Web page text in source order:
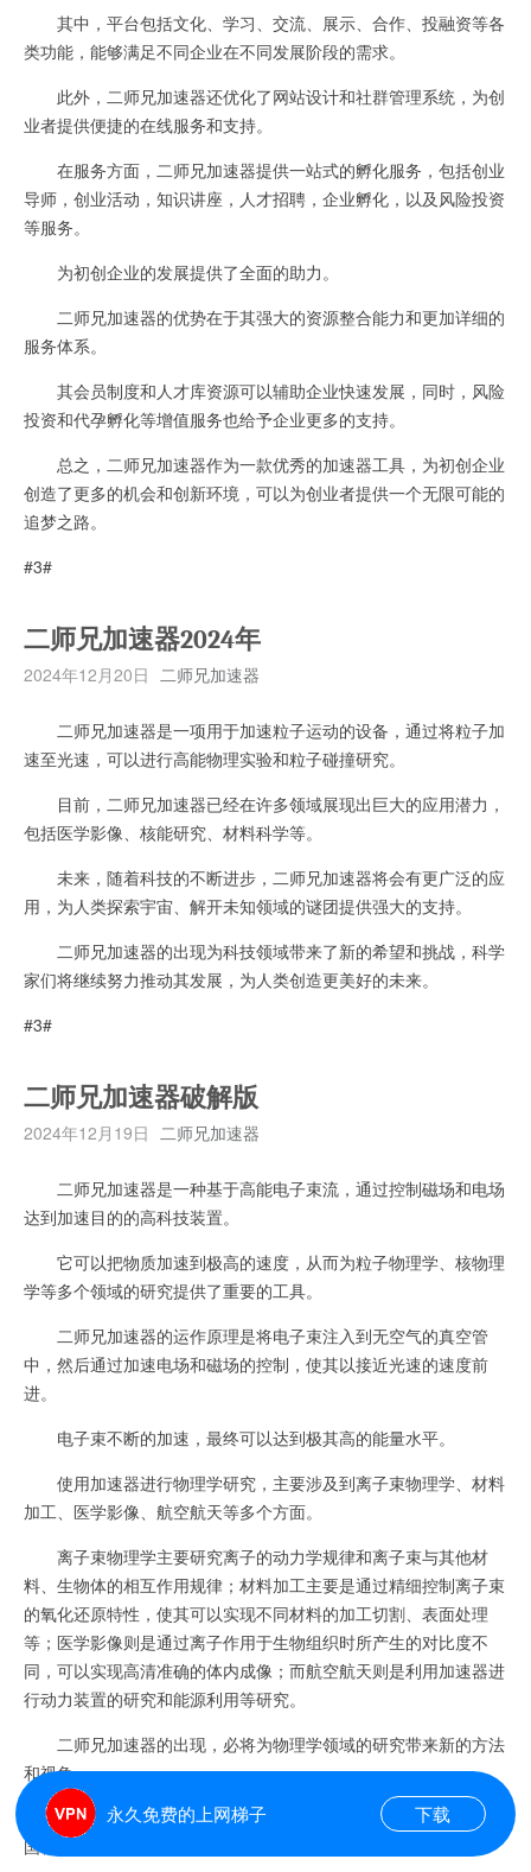
其中，平台包括文化、学习、交流、展示、合作、投融资等各
类功能，能够满足不同企业在不同发展阶段的需求。
此外，二师兄加速器还优化了网站设计和社群管理系统，为创
业者提供便捷的在线服务和支持。
在服务方面，二师兄加速器提供一站式的孵化服务，包括创业
导师，创业活动，知识讲座，人才招聘，企业孵化，以及风险投资
等服务。
为初创企业的发展提供了全面的助力。
二师兄加速器的优势在于其强大的资源整合能力和更加详细的
服务体系。
其会员制度和人才库资源可以辅助企业快速发展，同时，风险
投资和代孕孵化等增值服务也给予企业更多的支持。
总之，二师兄加速器作为一款优秀的加速器工具，为初创企业
创造了更多的机会和创新环境，可以为创业者提供一个无限可能的
追梦之路。
#3#
二师兄加速器2024年
2024年12月20日 二师兄加速器
二师兄加速器是一项用于加速粒子运动的设备，通过将粒子加
速至光速，可以进行高能物理实验和粒子碰撞研究。
目前，二师兄加速器已经在许多领域展现出巨大的应用潜力，
包括医学影像、核能研究、材料科学等。
未来，随着科技的不断进步，二师兄加速器将会有更广泛的应
用，为人类探索宇宙、解开未知领域的谜团提供强大的支持。
二师兄加速器的出现为科技领域带来了新的希望和挑战，科学
家们将继续努力推动其发展，为人类创造更美好的未来。
#3#
二师兄加速器破解版
2024年12月19日 二师兄加速器
二师兄加速器是一种基于高能电子束流，通过控制磁场和电场
达到加速目的的高科技装置。
它可以把物质加速到极高的速度，从而为粒子物理学、核物理
学等多个领域的研究提供了重要的工具。
二师兄加速器的运作原理是将电子束注入到无空气的真空管
中，然后通过加速电场和磁场的控制，使其以接近光速的速度前
进。
电子束不断的加速，最终可以达到极其高的能量水平。
使用加速器进行物理学研究，主要涉及到离子束物理学、材料
加工、医学影像、航空航天等多个方面。
离子束物理学主要研究离子的动力学规律和离子束与其他材
料、生物体的相互作用规律；材料加工主要是通过精细控制离子束
的氧化还原特性，使其可以实现不同材料的加工切割、表面处理
等；医学影像则是通过离子作用于生物组织时所产生的对比度不
同，可以实现高清准确的体内成像；而航空航天则是利用加速器进
行动力装置的研究和能源利用等研究。
二师兄加速器的出现，必将为物理学领域的研究带来新的方法
和视角。
同时，这也将促进我国在科技创新上的长足进步，不断提升我
国科技实力的同时为全球科技的发展贡献力量。
永久免费的上网梯子 下载